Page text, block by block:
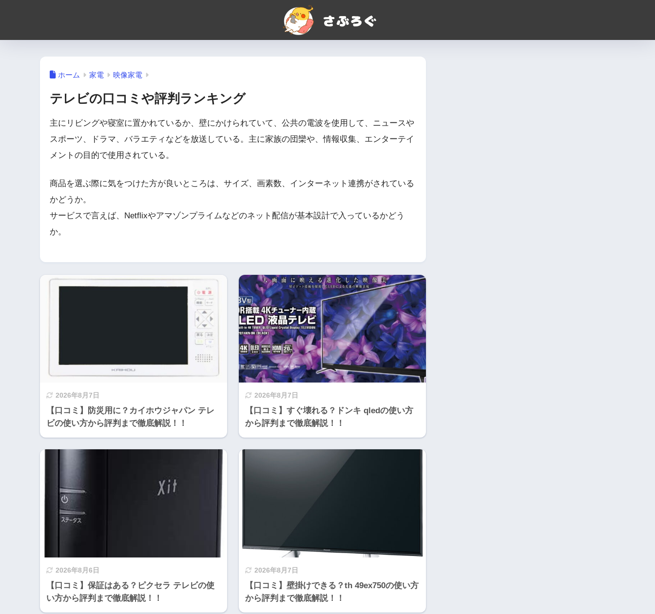
ホーム 家電 映像家電
テレビの口コミや評判ランキング
主にリビングや寝室に置かれているか、壁にかけられていて、公共の電波を使用して、ニュースや
スポーツ、ドラマ、バラエティなどを放送している。主に家族の団欒や、情報収集、エンターテイ
メントの目的で使用されている。
商品を選ぶ際に気をつけた方が良いところは、サイズ、画素数、インターネット連携がされている
かどうか。
サービスで言えば、Netflixやアマゾンプライムなどのネット配信が基本設計で入っているかどう
か。
2026年8月7日
【口コミ】防災用に？カイホウジャパン テレ
ビの使い方から評判まで徹底解説！！
2026年8月7日
【口コミ】すぐ壊れる？ドンキ qledの使い方
から評判まで徹底解説！！
2026年8月6日
【口コミ】保証はある？ピクセラ テレビの使
い方から評判まで徹底解説！！
2026年8月7日
【口コミ】壁掛けできる？th 49ex750の使い方
から評判まで徹底解説！！